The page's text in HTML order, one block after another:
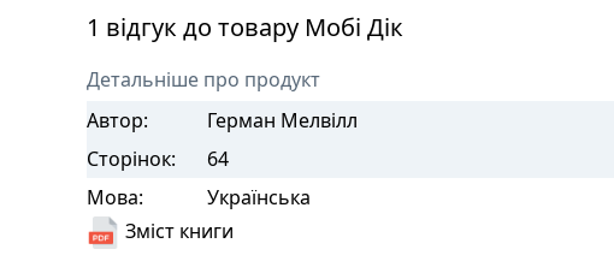
1 відгук до товару Мобі Дік
Детальніше про продукт
Автор:
Герман Мелвілл
Сторінок:
64
Мова:
Українська
Зміст книги